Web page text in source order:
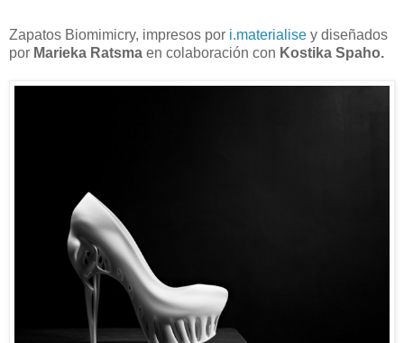
Zapatos Biomimicry, impresos por i.materialise y diseñados
por Marieka Ratsma en colaboración con Kostika Spaho.